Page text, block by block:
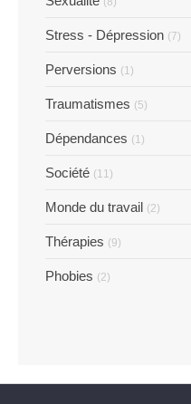
Stress - Dépression (7)
Perversions (1)
Traumatismes (5)
Dépendances (1)
Société (11)
Monde du travail (2)
Thérapies (9)
Phobies (2)